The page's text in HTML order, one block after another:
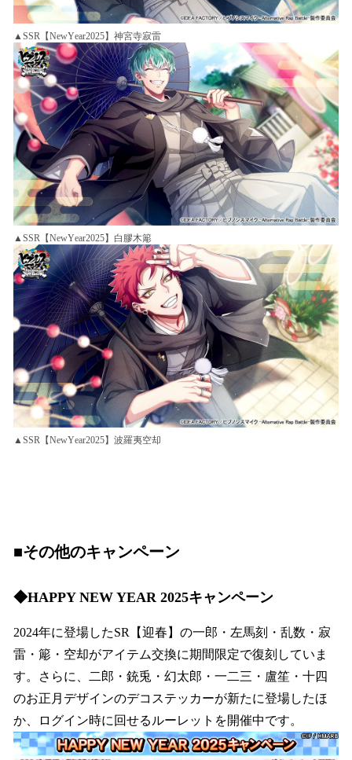
▲SSR【NewYear2025】神宮寺寂雷
▲SSR【NewYear2025】白膠木簓
▲SSR【NewYear2025】波羅夷空却
■その他のキャンペーン
◆HAPPY NEW YEAR 2025キャンペーン
2024年に登場したSR【迎春】の一郎・左馬刻・乱数・寂
雷・簓・空却がアイテム交換に期間限定で復刻していま
す。さらに、二郎・銃兎・幻太郎・一二三・盧笙・十四
のお正月デザインのデコステッカーが新たに登場したほ
か、ログイン時に回せるルーレットを開催中です。